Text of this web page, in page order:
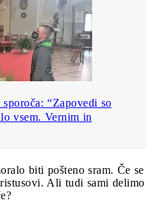
“Zapovedi so
vsem. Vernim in
biti pošteno sram. Če se
Ali tudi sami delimo